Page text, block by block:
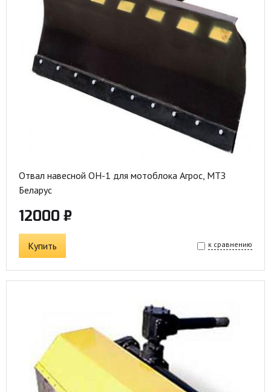
Отвал навесной ОН-1 для мотоблока Агрос, МТЗ
Беларус
12000 ₽
Купить к сравнению